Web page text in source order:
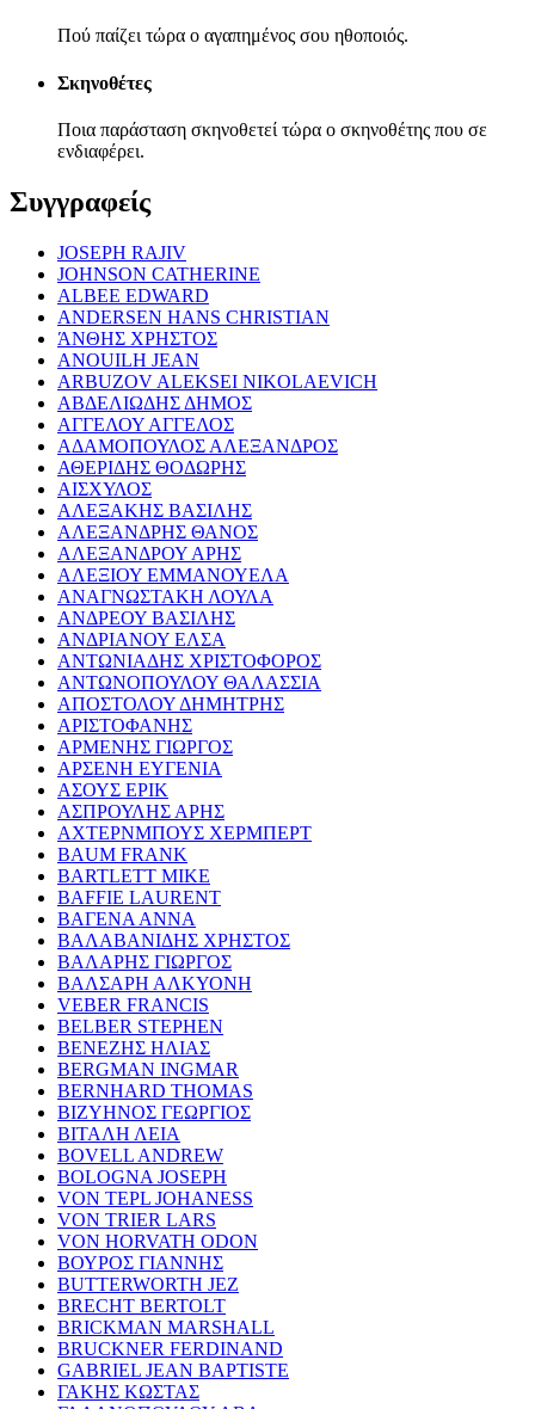
Πού παίζει τώρα ο αγαπημένος σου ηθοποιός.
Σκηνοθέτες
Ποια παράσταση σκηνοθετεί τώρα ο σκηνοθέτης που σε
ενδιαφέρει.
Συγγραφείς
JOSEPH RAJIV
JOHNSON CATHERINE
ALBEE EDWARD
ANDERSEN HANS CHRISTIAN
ΆΝΘΗΣ ΧΡΗΣΤΟΣ
ANOUILH JEAN
ARBUZOV ALEKSEI NIKOLAEVICH
ΑΒΔΕΛΙΩΔΗΣ ΔΗΜΟΣ
ΑΓΓΕΛΟΥ ΑΓΓΕΛΟΣ
ΑΔΑΜΟΠΟΥΛΟΣ ΑΛΕΞΑΝΔΡΟΣ
ΑΘΕΡΙΔΗΣ ΘΟΔΩΡΗΣ
ΑΙΣΧΥΛΟΣ
ΑΛΕΞΑΚΗΣ ΒΑΣΙΛΗΣ
ΑΛΕΞΑΝΔΡΗΣ ΘΑΝΟΣ
ΑΛΕΞΑΝΔΡΟΥ ΑΡΗΣ
ΑΛΕΞΙΟΥ ΕΜΜΑΝΟΥΕΛΑ
ΑΝΑΓΝΩΣΤΑΚΗ ΛΟΥΛΑ
ΑΝΔΡΕΟΥ ΒΑΣΙΛΗΣ
ΑΝΔΡΙΑΝΟΥ ΕΛΣΑ
ΑΝΤΩΝΙΑΔΗΣ ΧΡΙΣΤΟΦΟΡΟΣ
ΑΝΤΩΝΟΠΟΥΛΟΥ ΘΑΛΑΣΣΙΑ
ΑΠΟΣΤΟΛΟΥ ΔΗΜΗΤΡΗΣ
ΑΡΙΣΤΟΦΑΝΗΣ
ΑΡΜΕΝΗΣ ΓΙΩΡΓΟΣ
ΑΡΣΕΝΗ ΕΥΓΕΝΙΑ
ΑΣΟΥΣ ΕΡΙΚ
ΑΣΠΡΟΥΛΗΣ ΑΡΗΣ
ΑΧΤΕΡΝΜΠΟΥΣ ΧΕΡΜΠΕΡΤ
BAUM FRANK
BARTLETT MIKE
BAFFIE LAURENT
ΒΑΓΕΝΑ ΑΝΝΑ
ΒΑΛΑΒΑΝΙΔΗΣ ΧΡΗΣΤΟΣ
ΒΑΛΑΡΗΣ ΓΙΩΡΓΟΣ
ΒΑΛΣΑΡΗ ΑΛΚΥΟΝΗ
VEBER FRANCIS
BELBER STEPHEN
ΒΕΝΕΖΗΣ ΗΛΙΑΣ
BERGMAN INGMAR
BERNHARD THOMAS
ΒΙΖΥΗΝΟΣ ΓΕΩΡΓΙΟΣ
ΒΙΤΑΛΗ ΛΕΙΑ
BOVELL ANDREW
BOLOGNA JOSEPH
VON TEPL JOHANESS
VON TRIER LARS
VON HORVATH ODON
ΒΟΥΡΟΣ ΓΙΑΝΝΗΣ
BUTTERWORTH JEZ
BRECHT BERTOLT
BRICKMAN MARSHALL
BRUCKNER FERDINAND
GABRIEL JEAN BAPTISTE
ΓΑΚΗΣ ΚΩΣΤΑΣ